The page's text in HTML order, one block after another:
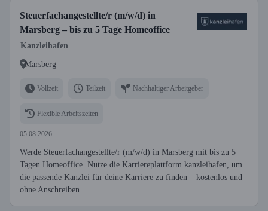
Steuerfachangestellte/r (m/w/d) in
Marsberg – bis zu 5 Tage Homeoffice
Kanzleihafen
Marsberg
Vollzeit Teilzeit Nachhaltiger Arbeitgeber
Flexible Arbeitszeiten
05.08.2026
Werde Steuerfachangestellte/r (m/w/d) in Marsberg mit bis zu 5
Tagen Homeoffice. Nutze die Karriereplattform kanzleihafen, um
die passende Kanzlei für deine Karriere zu finden – kostenlos und
ohne Anschreiben.